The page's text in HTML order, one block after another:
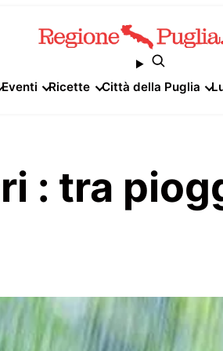
Eventi Ricette Città della Puglia
: tra